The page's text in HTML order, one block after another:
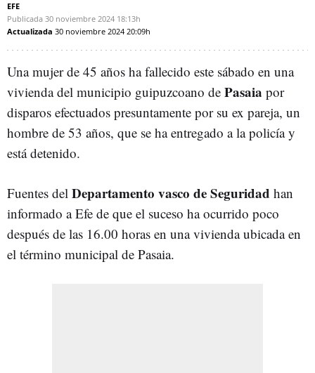
EFE
Publicada 30 noviembre 2024 18:13h
Actualizada 30 noviembre 2024 20:09h
Una mujer de 45 años ha fallecido este sábado en una
vivienda del municipio guipuzcoano de Pasaia por
disparos efectuados presuntamente por su ex pareja, un
hombre de 53 años, que se ha entregado a la policía y
está detenido.
Fuentes del Departamento vasco de Seguridad han
informado a Efe de que el suceso ha ocurrido poco
después de las 16.00 horas en una vivienda ubicada en
el término municipal de Pasaia.